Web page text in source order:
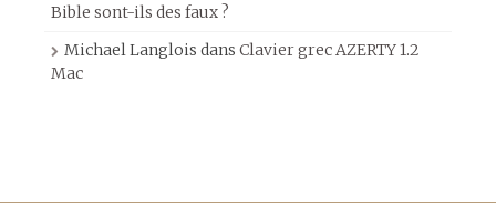
Bible sont-ils des faux ?
Michael Langlois dans Clavier grec AZERTY 1.2
Mac